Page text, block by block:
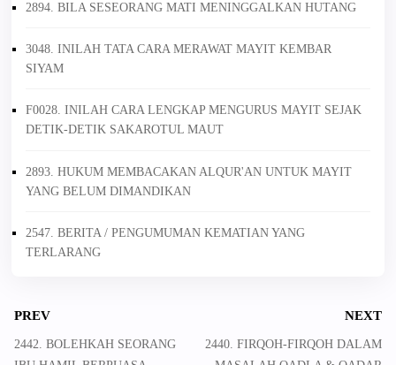
2894. BILA SESEORANG MATI MENINGGALKAN HUTANG
3048. INILAH TATA CARA MERAWAT MAYIT KEMBAR
SIYAM
F0028. INILAH CARA LENGKAP MENGURUS MAYIT SEJAK
DETIK-DETIK SAKAROTUL MAUT
2893. HUKUM MEMBACAKAN ALQUR'AN UNTUK MAYIT
YANG BELUM DIMANDIKAN
2547. BERITA / PENGUMUMAN KEMATIAN YANG
TERLARANG
PREV
2442. BOLEHKAH SEORANG
NEXT
2440. FIRQOH-FIRQOH DALAM